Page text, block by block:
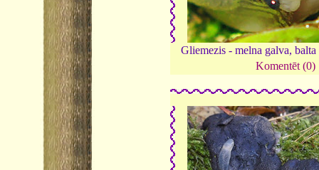
Gliemezis - melna galva,
Komentēt (0)